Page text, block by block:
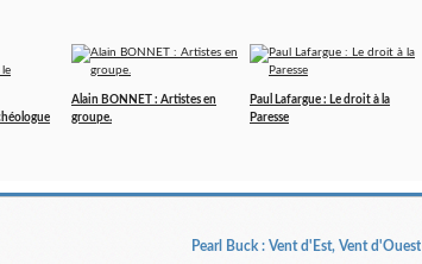
Alain BONNET : Artistes en
groupe.
Paul Lafargue : Le droit à la
Paresse
Pearl Buck : Vent d'Est, Vent d'Ouest